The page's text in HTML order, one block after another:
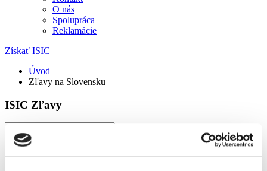
O nás
Spolupráca
Reklamácie
Získať ISIC
Úvod
Zľavy na Slovensku
ISIC Zľavy
Hľadaj